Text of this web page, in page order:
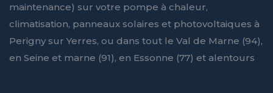
maintenance) sur votre pompe à chaleur,
climatisation, panneaux solaires et photovoltaiques à
Perigny sur Yerres, ou dans tout le Val de Marne (94),
en Seine et marne (91), en Essonne (77) et alentours